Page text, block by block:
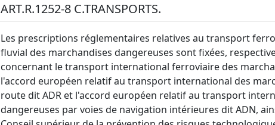
ART.R.1252-8 C.TRANSPORTS.
Les prescriptions réglementaires relatives au transport
fluvial des marchandises dangereuses sont fixées,
concernant le transport international ferroviaire des
l'accord européen relatif au transport international des
route dit ADR et l'accord européen relatif au transport
dangereuses par voies de navigation intérieures dit ADN,